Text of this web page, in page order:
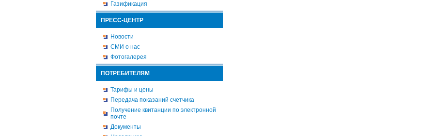
Газификация
ПРЕСС-ЦЕНТР
Новости
СМИ о нас
Фотогалерея
ПОТРЕБИТЕЛЯМ
Тарифы и цены
Передача показаний счетчика
Получение квитанции по электронной
почте
Документы